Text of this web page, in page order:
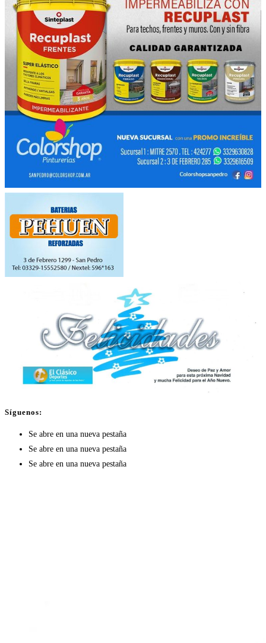
Síguenos:
Se abre en una nueva pestaña
Se abre en una nueva pestaña
Se abre en una nueva pestaña